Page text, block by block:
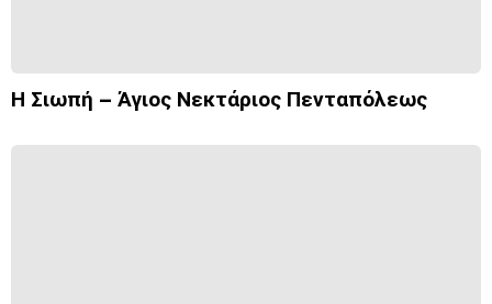
Η Σιωπή – Άγιος Νεκτάριος Πενταπόλεως